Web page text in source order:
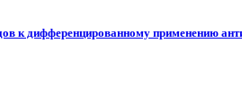
к дифференцированному применению